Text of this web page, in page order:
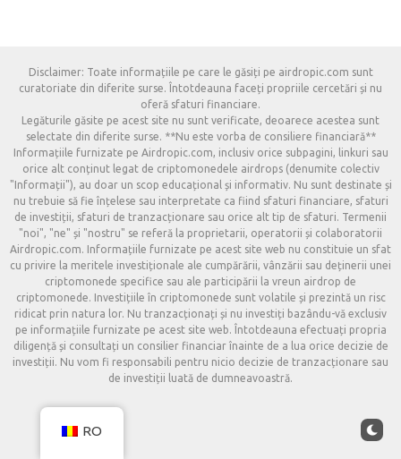
Disclaimer: Toate informațiile pe care le găsiți pe airdropic.com sunt
curatoriate din diferite surse. Întotdeauna faceți propriile cercetări și nu
oferă sfaturi financiare.
Legăturile găsite pe acest site nu sunt verificate, deoarece acestea sunt
selectate din diferite surse. **Nu este vorba de consiliere financiară**
Informațiile furnizate pe Airdropic.com, inclusiv orice subpagini, linkuri sau
orice alt conținut legat de criptomonedele airdrops (denumite colectiv
"Informații"), au doar un scop educațional și informativ. Nu sunt destinate și
nu trebuie să fie înțelese sau interpretate ca fiind sfaturi financiare, sfaturi
de investiții, sfaturi de tranzacționare sau orice alt tip de sfaturi. Termenii
"noi", "ne" și "nostru" se referă la proprietarii, operatorii și colaboratorii
Airdropic.com. Informațiile furnizate pe acest site web nu constituie un sfat
cu privire la meritele investiționale ale cumpărării, vânzării sau deținerii unei
criptomonede specifice sau ale participării la vreun airdrop de
criptomonede. Investițiile în criptomonede sunt volatile și prezintă un risc
ridicat prin natura lor. Nu tranzacționați și nu investiți bazându-vă exclusiv
pe informațiile furnizate pe acest site web. Întotdeauna efectuați propria
diligență și consultați un consilier financiar înainte de a lua orice decizie de
investiții. Nu vom fi responsabili pentru nicio decizie de tranzacționare sau
de investiții luată de dumneavoastră.
RO